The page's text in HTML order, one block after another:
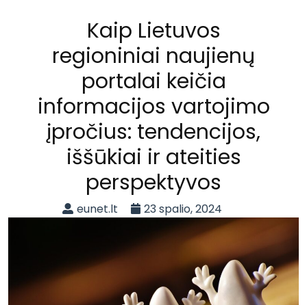
Kaip Lietuvos
regioniniai naujienų
portalai keičia
informacijos vartojimo
įpročius: tendencijos,
iššūkiai ir ateities
perspektyvos
eunet.lt 23 spalio, 2024